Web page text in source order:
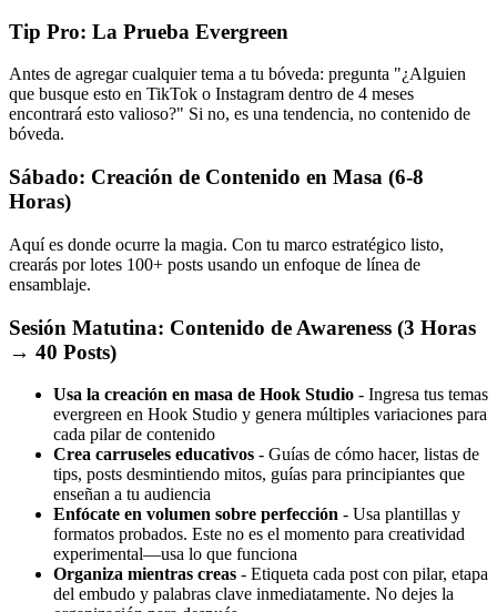
Tip Pro: La Prueba Evergreen
Antes de agregar cualquier tema a tu bóveda: pregunta "¿Alguien
que busque esto en TikTok o Instagram dentro de 4 meses
encontrará esto valioso?" Si no, es una tendencia, no contenido de
bóveda.
Sábado: Creación de Contenido en Masa (6-8
Horas)
Aquí es donde ocurre la magia. Con tu marco estratégico listo,
crearás por lotes 100+ posts usando un enfoque de línea de
ensamblaje.
Sesión Matutina: Contenido de Awareness (3 Horas
→ 40 Posts)
Usa la creación en masa de Hook Studio - Ingresa tus temas
evergreen en Hook Studio y genera múltiples variaciones para
cada pilar de contenido
Crea carruseles educativos - Guías de cómo hacer, listas de
tips, posts desmintiendo mitos, guías para principiantes que
enseñan a tu audiencia
Enfócate en volumen sobre perfección - Usa plantillas y
formatos probados. Este no es el momento para creatividad
experimental—usa lo que funciona
Organiza mientras creas - Etiqueta cada post con pilar, etapa
del embudo y palabras clave inmediatamente. No dejes la